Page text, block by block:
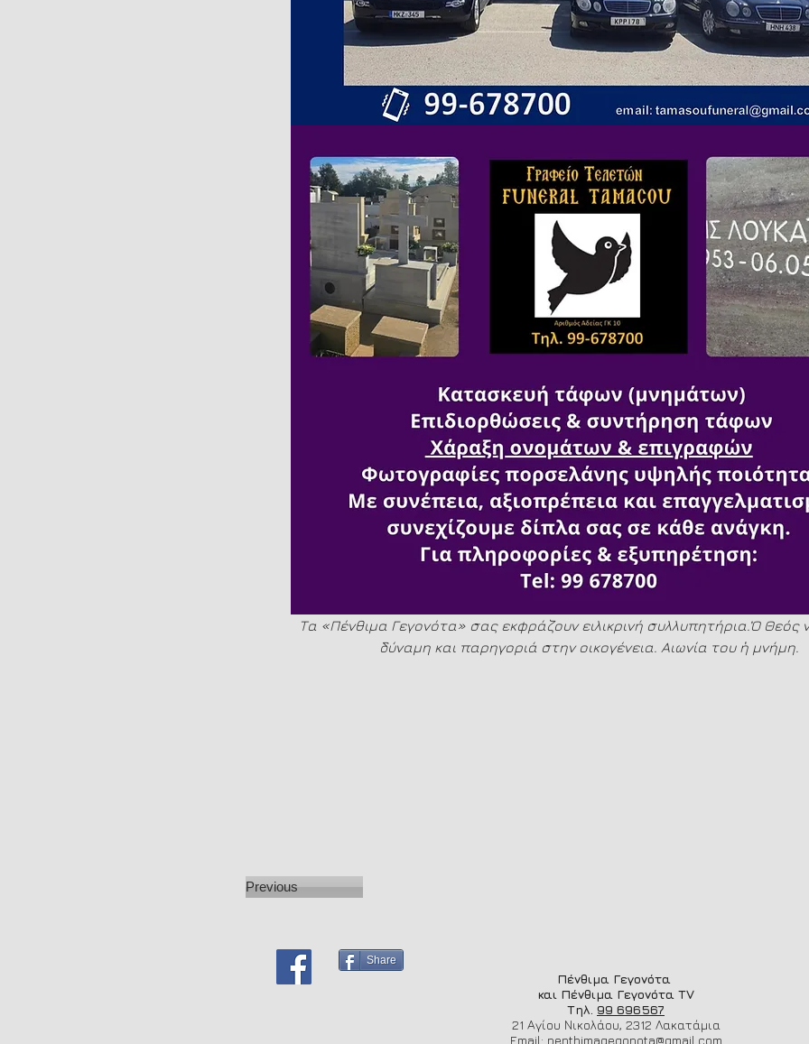
Τα «Πένθιμα Γεγονότα» σας εκφράζουν ειλικρινή συλλυπητήρια.Ὁ Θεός
δύναμη και παρηγοριά στην οικογένεια. Αιωνία του ἡ μνήμη.
Previous
Share
Πένθιμα Γεγονότα
και Πένθιμα Γεγονότα TV
Τηλ. 99 696567
21 Αγίου Νικολάου, 2312 Λακατάμια
Email: penthimagegonota@gmail.com